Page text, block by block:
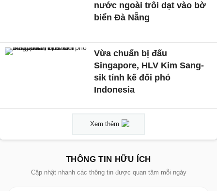
nước ngoài trôi dạt vào bờ
biển Đà Nẵng
Vừa chuẩn bị đấu
Singapore, HLV Kim Sang-
sik tính kế đối phó
Indonesia
Xem thêm
THÔNG TIN HỮU ÍCH
Cập nhật nhanh các thông tin được quan tâm mỗi ngày